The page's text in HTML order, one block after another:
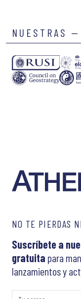
NUESTRAS
NO TE PIERDAS
Suscríbete a
gratuita para
lanzamientos y